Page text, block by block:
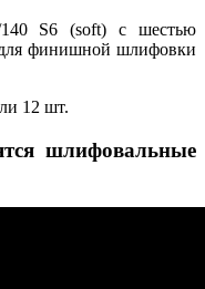
S6 (soft) с шестью
для финишной шлифовки
12 шт.
шлифовальные